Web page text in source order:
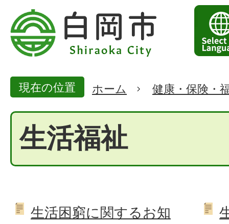
現在の位置 ホーム 健康・保険・
生活福祉
生活困窮に関するお知